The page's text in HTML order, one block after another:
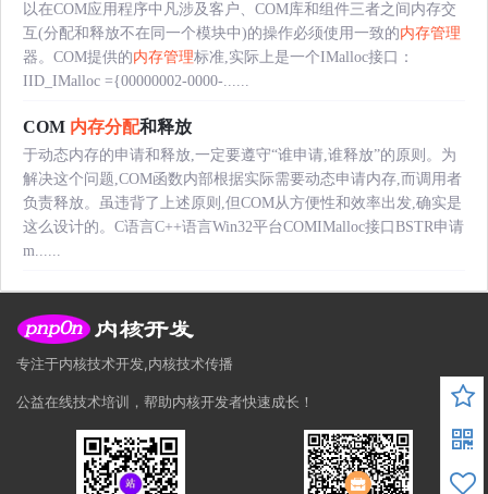
以在COM应用程序中凡涉及客户、COM库和组件三者之间内存交
互(分配和释放不在同一个模块中)的操作必须使用一致的内存管理
器。COM提供的内存管理标准,实际上是一个IMalloc接口：
IID_IMalloc ={00000002-0000-......
COM 内存分配和释放
于动态内存的申请和释放,一定要遵守“谁申请,谁释放”的原则。为
解决这个问题,COM函数内部根据实际需要动态申请内存,而调用者
负责释放。虽违背了上述原则,但COM从方便性和效率出发,确实是
这么设计的。C语言C++语言Win32平台COMIMalloc接口BSTR申请
m......
专注于内核技术开发,内核技术传播
公益在线技术培训，帮助内核开发者快速成长！